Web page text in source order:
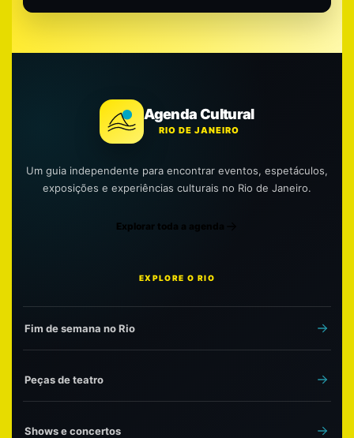
Agenda Cultural
RIO DE JANEIRO
Um guia independente para encontrar eventos, espetáculos,
exposições e experiências culturais no Rio de Janeiro.
Explorar toda a agenda
EXPLORE O RIO
Fim de semana no Rio
Peças de teatro
Shows e concertos